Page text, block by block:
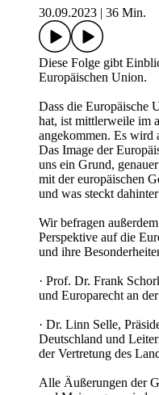
30.09.2023 | 36 Min.
Diese Folge gibt
Europäischen Union.
Dass die Europäische
hat, ist mittlerweile im
angekommen. Es wird
Das Image der
uns ein Grund,
mit der europäischen
und was steckt
Wir befragen
Perspektive auf die
und ihre
· Prof. Dr. Frank
und Europarecht an
· Dr. Linn Selle,
Deutschland und
der Vertretung des
Alle Äußerungen der